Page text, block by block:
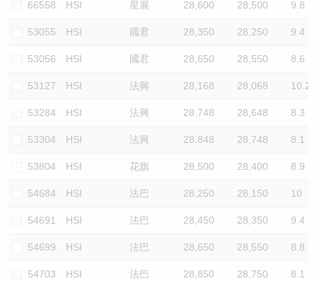
66558 HSI 星展 28,600 28,500 9.8
53055 HSI 國君 28,350 28,250 9.4
53056 HSI 國君 28,650 28,550 8.6
53127 HSI 法興 28,168 28,068 10.2
53284 HSI 法興 28,748 28,648 8.3
53304 HSI 法興 28,848 28,748 8.1
53804 HSI 花旗 28,500 28,400 8.9
54684 HSI 法巴 28,250 28,150 10
54691 HSI 法巴 28,450 28,350 9.4
54699 HSI 法巴 28,650 28,550 8.8
54703 HSI 法巴 28,850 28,750 8.1